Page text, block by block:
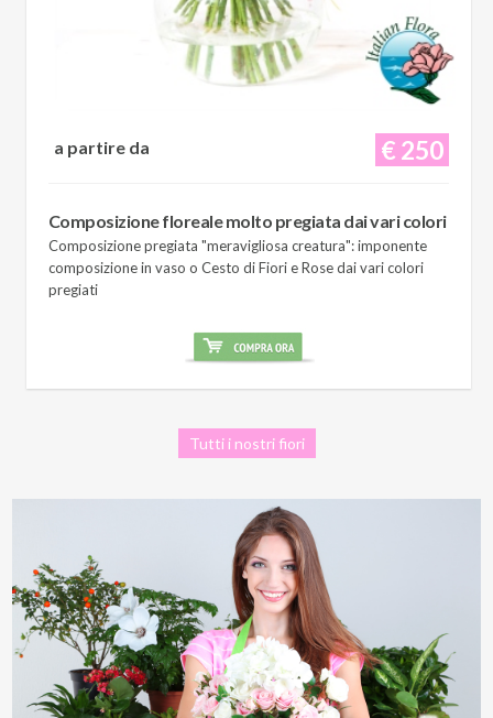
€ 250
a partire da
Composizione floreale molto pregiata dai vari colori
Composizione pregiata "meravigliosa creatura": imponente
composizione in vaso o Cesto di Fiori e Rose dai vari colori
pregiati
Tutti i nostri fiori